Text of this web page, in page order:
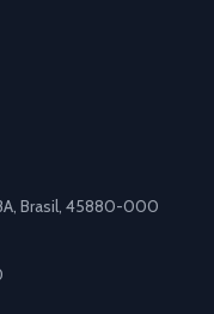
Brasil, 45880-000